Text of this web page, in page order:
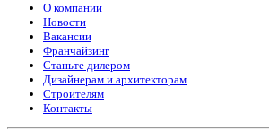
О компании
Новости
Вакансии
Франчайзинг
Станьте дилером
Дизайнерам и архитекторам
Строителям
Контакты